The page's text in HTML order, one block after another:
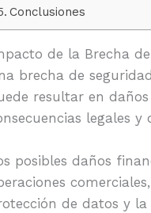
Conclusiones
de la Brecha
brecha de
resultar en
legales
posibles daños
de datos y